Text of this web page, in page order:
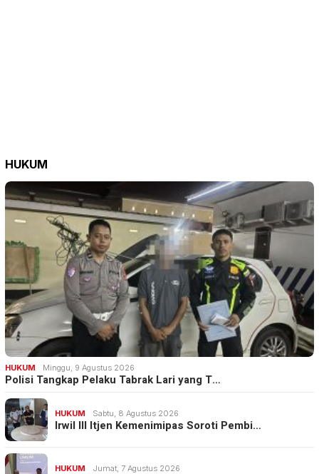
HUKUM
HUKUM Minggu, 9 Agustus 2026
Polisi Tangkap Pelaku Tabrak Lari yang T…
HUKUM Sabtu, 8 Agustus 2026
Irwil III Itjen Kemenimipas Soroti Pembi…
HUKUM Jumat, 7 Agustus 2026